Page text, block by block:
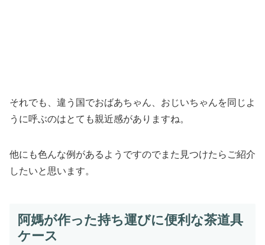
それでも、違う国でおばあちゃん、おじいちゃんを同じよ
うに呼ぶのはとても親近感がありますね。
他にも色んな例があるようですのでまた見つけたらご紹介
したいと思います。
阿媽が作った持ち運びに便利な茶道具
ケース